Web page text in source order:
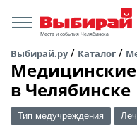
Места и события Челябинска
Выбирай.ру/ Каталог /
в Челябинске
Тип медучреждения